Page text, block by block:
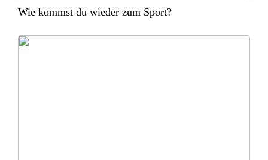
Wie kommst du wieder zum Sport?